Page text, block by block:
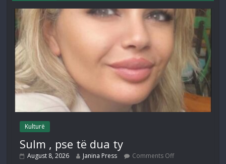
Kulturë
Sulm , pse të dua ty
August 8, 2026 Janina Press Comments Off